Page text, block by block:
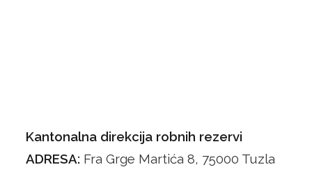
Kantonalna direkcija robnih rezervi
ADRESA: Fra Grge Martića 8, 75000 Tuzla